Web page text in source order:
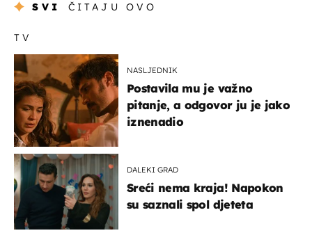
SVI ČITAJU OVO
TV
NASLJEDNIK
Postavila mu je važno
pitanje, a odgovor ju je jako
iznenadio
DALEKI GRAD
Sreći nema kraja! Napokon
su saznali spol djeteta